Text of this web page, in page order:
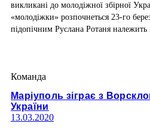
викликані до молодіжної збірної
«молодіжки» розпочнеться 23-го
підопічним Руслана Ротаня належить
Команда
Маріуполь зіграє з
України
13.03.2020